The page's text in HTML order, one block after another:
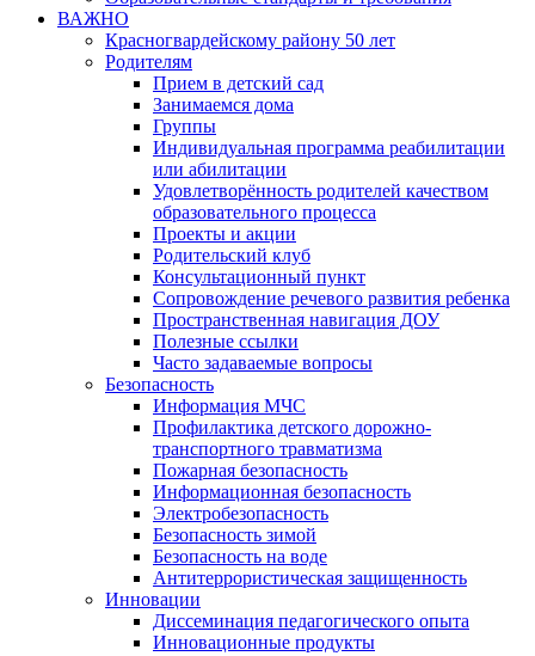
ВАЖНО
Красногвардейскому району 50 лет
Родителям
Прием в детский сад
Занимаемся дома
Группы
Индивидуальная программа реабилитации
или абилитации
Удовлетворённость родителей качеством
образовательного процесса
Проекты и акции
Родительский клуб
Консультационный пункт
Сопровождение речевого развития ребенка
Пространственная навигация ДОУ
Полезные ссылки
Часто задаваемые вопросы
Безопасность
Информация МЧС
Профилактика детского дорожно-
транспортного травматизма
Пожарная безопасность
Информационная безопасность
Электробезопасность
Безопасность зимой
Безопасность на воде
Антитеррористическая защищенность
Инновации
Диссеминация педагогического опыта
Инновационные продукты